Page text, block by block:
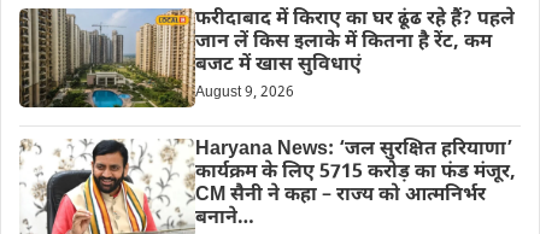
फरीदाबाद में किराए का घर ढूंढ रहे हैं? पहले
जान लें किस इलाके में कितना है रेंट, कम
बजट में खास सुविधाएं
August 9, 2026
Haryana News: ‘जल सुरक्षित हरियाणा’
कार्यक्रम के लिए 5715 करोड़ का फंड मंजूर,
CM सैनी ने कहा – राज्य को आत्मनिर्भर
बनाने…